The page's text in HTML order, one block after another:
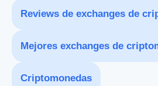
Reviews de exchanges de
Mejores exchanges de
Criptomonedas